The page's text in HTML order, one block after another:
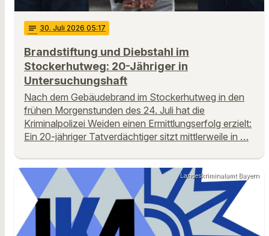
notes 30. Juli 2026 05:17
Brandstiftung und Diebstahl im
Stockerhutweg: 20-Jähriger in
Untersuchungshaft
Nach dem Gebäudebrand im Stockerhutweg in den
frühen Morgenstunden des 24. Juli hat die
Kriminalpolizei Weiden einen Ermittlungserfolg erzielt:
Ein 20-jähriger Tatverdächtiger sitzt mittlerweile in …
Landeskriminalamt Bayern